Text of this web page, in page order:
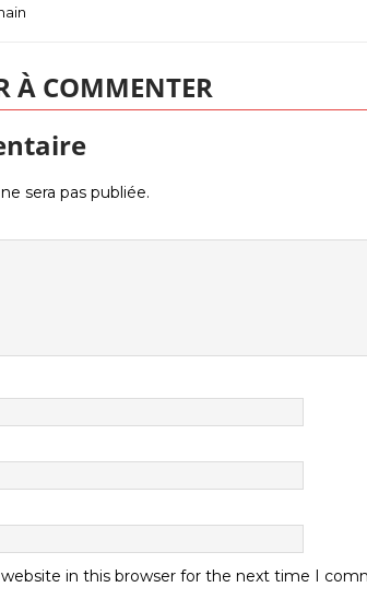
À COMMENTER
sera pas publiée.
in this browser for the next time I